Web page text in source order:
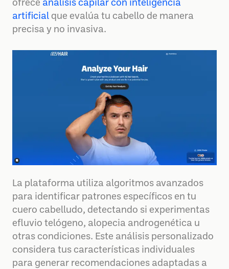
ofrece análisis capilar con inteligencia
artificial que evalúa tu cabello de manera
precisa y no invasiva.
La plataforma utiliza algoritmos avanzados
para identificar patrones específicos en tu
cuero cabelludo, detectando si experimentas
efluvio telógeno, alopecia androgenética u
otras condiciones. Este análisis personalizado
considera tus características individuales
para generar recomendaciones adaptadas a